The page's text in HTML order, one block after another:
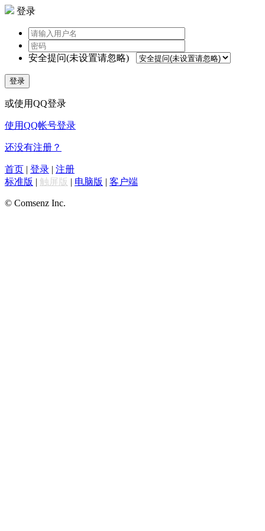
登录
安全提问(未设置请忽略)
登录
或使用QQ登录
使用QQ帐号登录
还没有注册？
首页 | 登录 | 注册
标准版 | 触屏版 | 电脑版 | 客户端
© Comsenz Inc.